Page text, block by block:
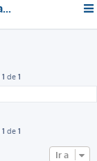
Temas activos
1 de 1
1 de 1
Ir a